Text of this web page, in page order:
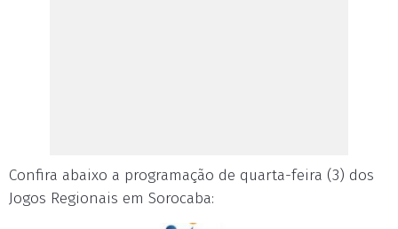
Confira abaixo a programação de quarta-feira (3) dos
Jogos Regionais em Sorocaba: